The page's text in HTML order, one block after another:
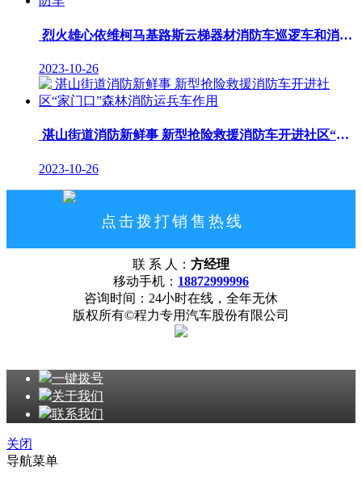
烈火雄心依维柯马基路斯云梯器材消防车巡逻车和消防车
2023-10-26
湛山街道消防新鲜事 新型抢险救援消防车开进社区“家门口”森林消防运兵车作用
2023-10-26
点击拨打销售热线
18872999996
公司概况
联 系 人： 方经理
移动手机： 18872999996
咨询时间：24小时在线，全年无休
版权所有©程力专用汽车股份有限公司
一键拨号
关于我们
联系我们
关闭
导航菜单